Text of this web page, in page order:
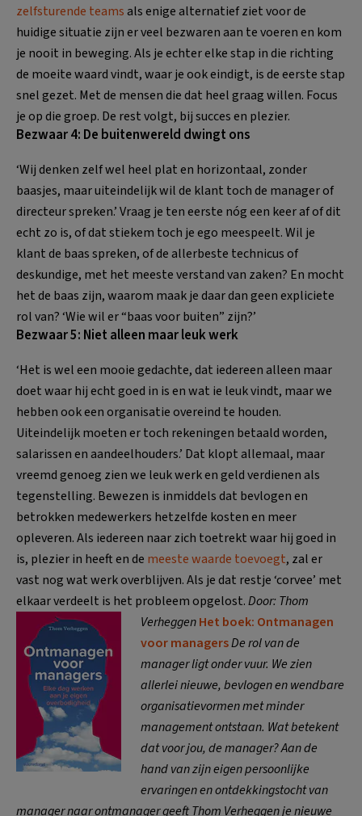
zelfsturende teamsals enige alternatief ziet voor de
huidige situatie zijn er veel bezwaren aan te voeren en kom
je nooit in beweging. Als je echter elke stap in die richting
de moeite waard vindt, waar je ook eindigt, is de eerste stap
snel gezet. Met de mensen die dat heel graag willen. Focus
je op die groep. De rest volgt, bij succes en plezier.
Bezwaar 4: De buitenwereld dwingt ons
‘Wij denken zelf wel heel plat en horizontaal, zonder
baasjes, maar uiteindelijk wil de klant toch de manager of
directeur spreken.’ Vraag je ten eerste nóg een keer af of dit
echt zo is, of dat stiekem toch je ego meespeelt. Wil je
klant de baas spreken, of de allerbeste technicus of
deskundige, met het meeste verstand van zaken? En mocht
het de baas zijn, waarom maak je daar dan geen expliciete
rol van? ‘Wie wil er “baas voor buiten” zijn?’
Bezwaar 5: Niet alleen maar leuk werk
‘Het is wel een mooie gedachte, dat iedereen alleen maar
doet waar hij echt goed in is en wat ie leuk vindt, maar we
hebben ook een organisatie overeind te houden.
Uiteindelijk moeten er toch rekeningen betaald worden,
salarissen en aandeelhouders.’ Dat klopt allemaal, maar
vreemd genoeg zien we leuk werk en geld verdienen als
tegenstelling. Bewezen is inmiddels dat bevlogen en
betrokken medewerkers hetzelfde kosten en meer
opleveren. Als iedereen naar zich toetrekt waar hij goed in
is, plezier in heeft en de meeste waarde toevoegt, zal er
vast nog wat werk overblijven. Als je dat restje ‘corvee’ met
elkaar verdeelt is het probleem opgelost.Door: Thom
VerheggenHet boek: Ontmanagen
voor managersDe rol van de
manager ligt onder vuur. We zien
allerlei nieuwe, bevlogen en wendbare
organisatievormen met minder
management ontstaan. Wat betekent
dat voor jou, de manager? Aan de
hand van zijn eigen persoonlijke
ervaringen en ontdekkingstocht van
manager naar ontmanager geeft Thom Verheggen je nieuwe